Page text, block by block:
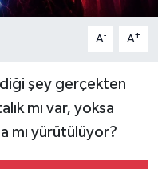
A- A+
şey gerçekten
mı var, yoksa
mı yürütülüyor?